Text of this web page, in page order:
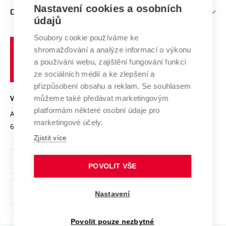
E-přihláška
Doktorské studium
Podpora podnikání
Mezinárodní vědecká rada
Systém zajišťování kvality výzkumu
Výzkumné infrastruktury
Transfer znalostí
Open Science
Projekty
Projekty ze strukturálních fondů
Specifický výzkum
Firemní spolupráce
Zahraniční spolupráce
Spolupráce se školami
Mezinárodní dohody
Univerzitní sítě
O UNIVERZITĚ
Profil univerzity
Udržitelná univerzita
Podnikavá univerzita / ContriBUTe
Bezpečná univerzita
Vyznamenání
Organizační struktura
Ochrana osobních údajů
odkaz)
učení
technické
Brně
VYSOKÉ UČENÍ TECHNICKÉ V BRNĚ
Antonínská 548/1
602 00 Brno
www.vut.cz
vut@vutbr.cz
Nastavení cookies a osobních
údajů
Soubory cookie používáme ke
shromažďování a analýze informací o výkonu
a používání webu, zajištění fungování funkcí
ze sociálních médií a ke zlepšení a
přizpůsobení obsahu a reklam. Se souhlasem
můžeme také předávat marketingovým
platformám některé osobní údaje pro
marketingové účely.
Zjistit více
POVOLIT VŠE
Nastavení
Povolit pouze nezbytné